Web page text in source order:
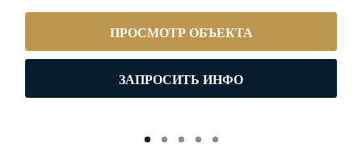
ПРОСМОТР ОБЪЕКТА
ЗАПРОСИТЬ ИНФО